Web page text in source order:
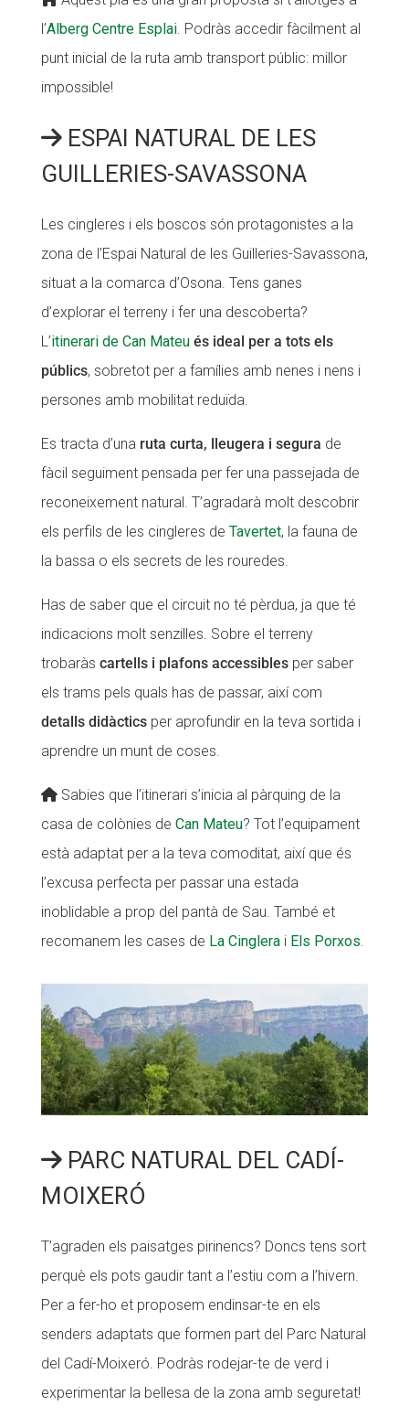
l’Alberg Centre Esplai. Podràs accedir fàcilment al
punt inicial de la ruta amb transport públic: millor
impossible!
ESPAI NATURAL DE LES
GUILLERIES-SAVASSONA
Les cingleres i els boscos són protagonistes a la
zona de l’Espai Natural de les Guilleries-Savassona,
situat a la comarca d’Osona. Tens ganes
d’explorar el terreny i fer una descoberta?
L’itinerari de Can Mateués ideal per a tots els
públics, sobretot per a famílies amb nenes i nens i
persones amb mobilitat reduïda.
Es tracta d’una ruta curta, lleugera i segura de
fàcil seguiment pensada per fer una passejada de
reconeixement natural. T’agradarà molt descobrir
els perfils de les cingleres de Tavertet, la fauna de
la bassa o els secrets de les rouredes.
Has de saber que el circuit no té pèrdua, ja que té
indicacions molt senzilles. Sobre el terreny
trobaràs cartells i plafons accessiblesper saber
els trams pels quals has de passar, així com
detalls didàcticsper aprofundir en la teva sortida i
aprendre un munt de coses.
Sabies que l’itinerari s’inicia al pàrquing de la
casa de colònies de Can Mateu? Tot l’equipament
està adaptat per a la teva comoditat, així que és
l’excusa perfecta per passar una estada
inoblidable a prop del pantà de Sau. També et
recomanem les cases de La Cinglerai Els Porxos.
PARC NATURAL DEL CADÍ-
MOIXERÓ
T’agraden els paisatges pirinencs? Doncs tens sort
perquè els pots gaudir tant a l’estiu com a l’hivern.
Per a fer-ho et proposem endinsar-te en els
senders adaptats que formen part del Parc Natural
del Cadí-Moixeró. Podràs rodejar-te de verd i
experimentar la bellesa de la zona amb seguretat!